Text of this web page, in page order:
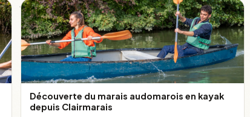
Découverte du marais audomarois en kayak
depuis Clairmarais